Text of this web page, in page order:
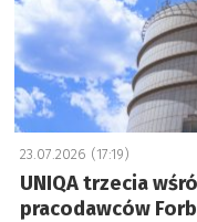
23.07.2026 (17:19)
UNIQA trzecia
pracodawców